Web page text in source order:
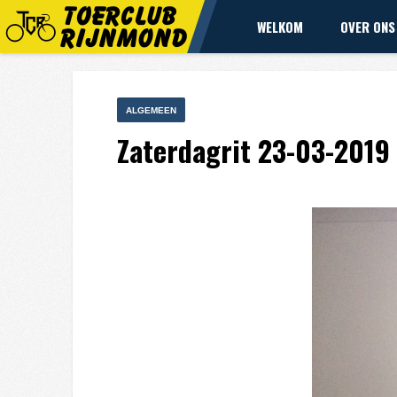
WELKOM OVER ONS
ALGEMEEN
Zaterdagrit 23-03-2019